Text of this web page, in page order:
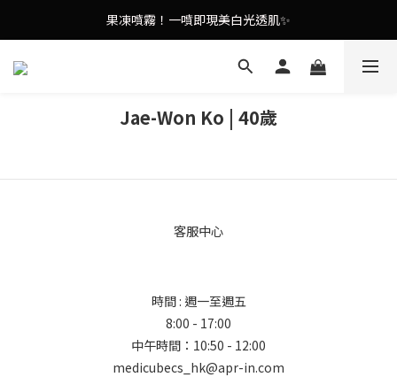
謝安琪愛用美容儀🌸護膚效果UP！
果凍噴霧！一噴即現美白光透肌✨
謝安琪愛用美容儀🌸護膚效果UP！
Jae-Won Ko | 40歲
客服中心
時間 : 週一至週五
8:00 - 17:00
中午時間：10:50 - 12:00
medicubecs_hk@apr-in.com